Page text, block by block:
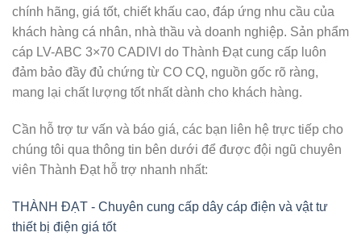
chính hãng, giá tốt, chiết khấu cao, đáp ứng nhu cầu của
khách hàng cá nhân, nhà thầu và doanh nghiệp. Sản phẩm
cáp LV-ABC 3×70 CADIVI do Thành Đạt cung cấp luôn
đảm bảo đầy đủ chứng từ CO CQ, nguồn gốc rõ ràng,
mang lại chất lượng tốt nhất dành cho khách hàng.
Cần hỗ trợ tư vấn và báo giá, các bạn liên hệ trực tiếp cho
chúng tôi qua thông tin bên dưới để được đội ngũ chuyên
viên Thành Đạt hỗ trợ nhanh nhất:
THÀNH ĐẠT - Chuyên cung cấp dây cáp điện và vật tư
thiết bị điện giá tốt